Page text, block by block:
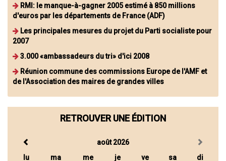
RMI: le manque-à-gagner 2005 estimé à 850 millions
d'euros par les départements de France (ADF)
Les principales mesures du projet du Parti socialiste pour
2007
3.000 «ambassadeurs du tri» d'ici 2008
Réunion commune des commissions Europe de l'AMF et
de l'Association des maires de grandes villes
RETROUVER UNE ÉDITION
août 2026
lu
ma me je ve sa
di